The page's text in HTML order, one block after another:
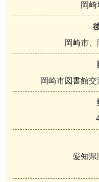
岡
岡崎市
岡崎市図書館
愛知県